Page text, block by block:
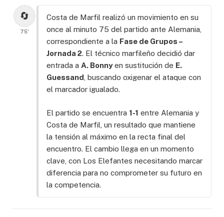
🔄
75'
Costa de Marfil realizó un movimiento en su
once al minuto 75 del partido ante Alemania,
correspondiente a la Fase de Grupos –
Jornada 2. El técnico marfileño decidió dar
entrada a A. Bonnyen sustitución de E.
Guessand , buscando oxigenar el ataque con
el marcador igualado.
El partido se encuentra 1-1 entre Alemania y
Costa de Marfil, un resultado que mantiene
la tensión al máximo en la recta final del
encuentro. El cambio llega en un momento
clave, con Los Elefantes necesitando marcar
diferencia para no comprometer su futuro en
la competencia.